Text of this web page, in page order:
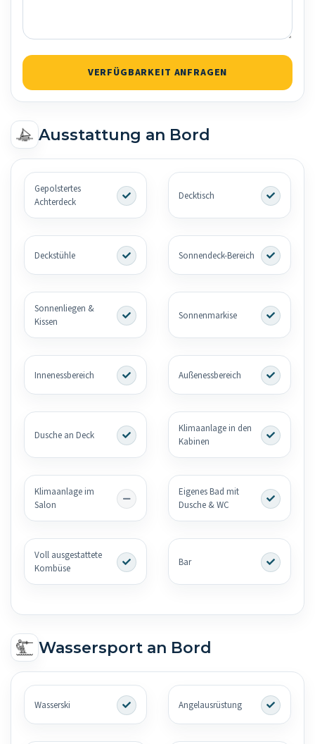
VERFÜGBARKEIT ANFRAGEN
Ausstattung an Bord
Gepolstertes
Achterdeck
Decktisch
Deckstühle Sonnendeck-Bereich
Sonnenliegen &
Kissen
Sonnenmarkise
Innenessbereich Außenessbereich
Dusche an Deck
Klimaanlage in den
Kabinen
Klimaanlage im
Salon
Eigenes Bad mit
Dusche & WC
Voll ausgestattete
Kombüse
Bar
Wassersport an Bord
Wasserski Angelausrüstung